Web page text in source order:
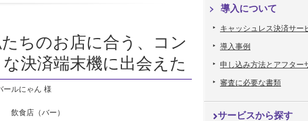
ちのお店に合う、コン
決済端末機に出会えた
ルにゃん 様
飲食店（バー）
導入について
キャッシュレス決済サー
導入事例
申し込み方法とアフター
審査に必要な書類
サービスから探す